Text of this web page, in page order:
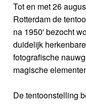
Tot en met 26
Rotterdam de
na 1950' bezocht
duidelijk
fotografische
magische
De tentoonstelling